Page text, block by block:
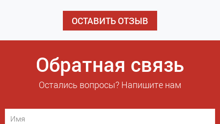
ОСТАВИТЬ ОТЗЫВ
Обратная связь
Остались вопросы? Напишите нам